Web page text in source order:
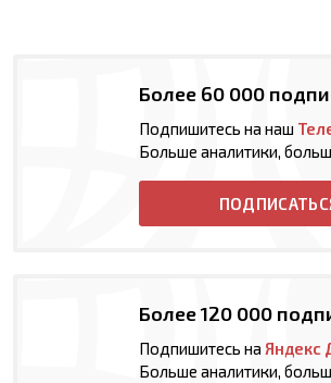
Более 60 000
Подпишитесь на наш
Больше аналитики,
Более 120 000
Подпишитесь на Яндекс
Больше аналитики,